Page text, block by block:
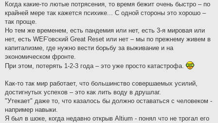
Когда какие-то лютые потрясения, то время бежит очень быстро – по
крайней мере так кажется психике... С одной стороны это хорошо –
так проще.
Но тем же временем, есть пандемия или нет, есть 3-я мировая или
нет, есть WEF'овский Great Reset или нет – мы по прежнему живем в
капитализме, где нужно вести борьбу за выживание и на
экономическом фронте.
При этом, потерять 1-2-3 года – это уже просто катастрофа.
Как-то так мир работает, что большинство совершаемых усилий,
достигнутых успехов – это как лить воду в друшлаг.
"Утекает" даже то, что казалось бы должно оставаться с человеком -
например навыки.
Я был в шоке, когда недавно открыв Altium - понял что не трогал его